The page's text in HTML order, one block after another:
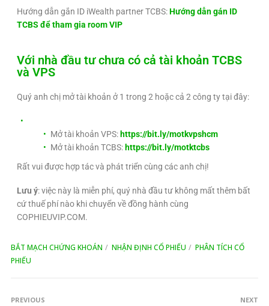
Hướng dẫn gắn ID iWealth partner TCBS:Hướng dẫn gán ID
TCBS để tham gia room VIP
Với nhà đầu tư chưa có cả tài khoản TCBS
và VPS
Quý anh chị mở tài khoản ở 1 trong 2 hoặc cả 2 công ty tại đây:
Mở tài khoản VPS: https://bit.ly/motkvpshcm
Mở tài khoản TCBS: https://bit.ly/motktcbs
Rất vui được hợp tác và phát triển cùng các anh chị!
Lưu ý: việc này là miễn phí, quý nhà đầu tư không mất thêm bất
cứ thuế phí nào khi chuyển về đồng hành cùng
COPHIEUVIP.COM.
BẮT MẠCH CHỨNG KHOÁN NHẬN ĐỊNH CỔ PHIẾU
PHÂN TÍCH CỔ
PHIẾU
PREVIOUS NEXT